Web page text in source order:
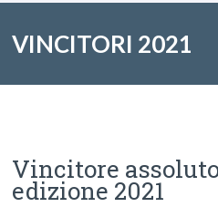
VINCITORI 2021
Vincitore
edizione 2021